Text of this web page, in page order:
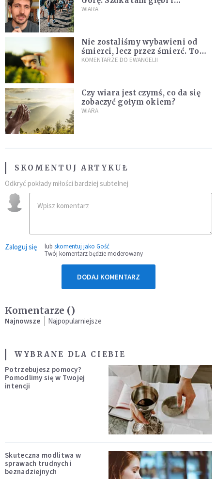
spotkania
WIARA
Nie zostaliśmy wybawieni od
śmierci, lecz przez śmierć. To
jedna z największych tajemnic
KOMENTARZE DO EWANGELII
Czy wiara jest czymś, co da się
zobaczyć gołym okiem?
WIARA
SKOMENTUJ ARTYKUŁ
Odkryć pokłady miłości bardziej subtelnej
Zaloguj się lub skomentuj jako Gość
Twój komentarz będzie moderowany
DODAJ KOMENTARZ
Komentarze ()
Najnowsze Najpopularniejsze
WYBRANE DLA CIEBIE
Potrzebujesz pomocy?
Pomodlimy się w Twojej
intencji
Skuteczna modlitwa w
sprawach trudnych i
beznadziejnych